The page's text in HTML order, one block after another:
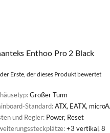
Enthoo Pro 2 Black
der Erste, der dieses Produkt bewertet
Großer Turm
Standard:ATX, EATX, microATX, Mini-ITX, SSI EEB, XL-ATX
und Regler: Power, Reset
+3 vertikal, 8